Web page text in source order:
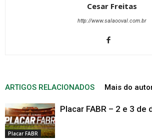
Cesar Freitas
http://www.salaooval.com.br
ARTIGOS RELACIONADOS Mais do
Placar FABR
Placar FABR – 2 e 3 de